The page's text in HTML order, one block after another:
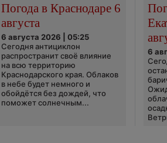
Погода в Краснодаре 6
августа
6 августа 2026 | 05:25
Сегодня антициклон
распространит своё влияние
на всю территорию
Краснодарского края. Облаков
в небе будет немного и
обойдётся без дождей, что
поможет солнечным...
6